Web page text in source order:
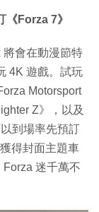
Forza 7》
將會在動漫節特
4K 遊戲。試玩
Motorsport
Z》，以及
到場率先預訂
得封面主題車
迷千萬不